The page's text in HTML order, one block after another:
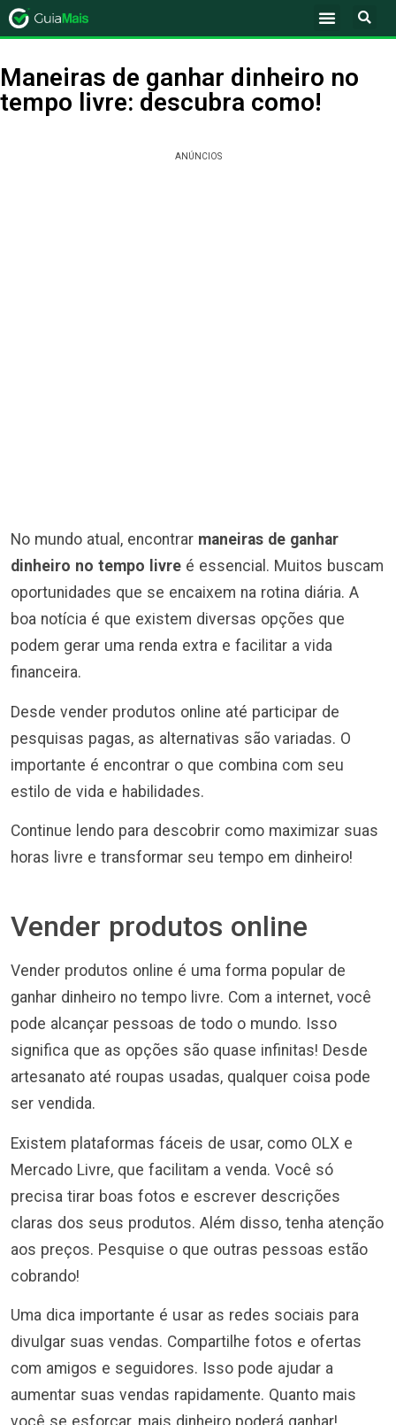
Maneiras de ganhar dinheiro no
tempo livre: descubra como!
ANÚNCIOS
No mundo atual, encontrar maneiras de ganhar
dinheiro no tempo livre é essencial. Muitos buscam
oportunidades que se encaixem na rotina diária. A
boa notícia é que existem diversas opções que
podem gerar uma renda extra e facilitar a vida
financeira.
Desde vender produtos online até participar de
pesquisas pagas, as alternativas são variadas. O
importante é encontrar o que combina com seu
estilo de vida e habilidades.
Continue lendo para descobrir como maximizar suas
horas livre e transformar seu tempo em dinheiro!
Vender produtos online
Vender produtos online é uma forma popular de
ganhar dinheiro no tempo livre. Com a internet, você
pode alcançar pessoas de todo o mundo. Isso
significa que as opções são quase infinitas! Desde
artesanato até roupas usadas, qualquer coisa pode
ser vendida.
Existem plataformas fáceis de usar, como OLX e
Mercado Livre, que facilitam a venda. Você só
precisa tirar boas fotos e escrever descrições
claras dos seus produtos. Além disso, tenha atenção
aos preços. Pesquise o que outras pessoas estão
cobrando!
Uma dica importante é usar as redes sociais para
divulgar suas vendas. Compartilhe fotos e ofertas
com amigos e seguidores. Isso pode ajudar a
aumentar suas vendas rapidamente. Quanto mais